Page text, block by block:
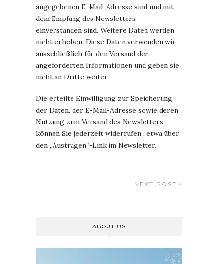
angegebenen E-Mail-Adresse sind und mit
dem Empfang des Newsletters
einverstanden sind. Weitere Daten werden
nicht erhoben. Diese Daten verwenden wir
ausschließlich für den Versand der
angeforderten Informationen und geben sie
nicht an Dritte weiter.
Die erteilte Einwilligung zur Speicherung
der Daten, der E-Mail-Adresse sowie deren
Nutzung zum Versand des Newsletters
können Sie jederzeit widerrufen , etwa über
den „Austragen“-Link im Newsletter.
NEXT POST
ABOUT US